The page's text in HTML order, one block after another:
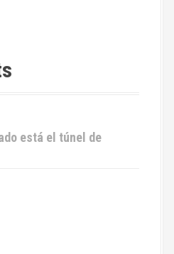
está el túnel de